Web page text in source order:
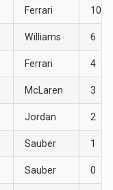
Ferrari 10
Williams 6
Ferrari 4
McLaren 3
Jordan 2
Sauber 1
Sauber 0